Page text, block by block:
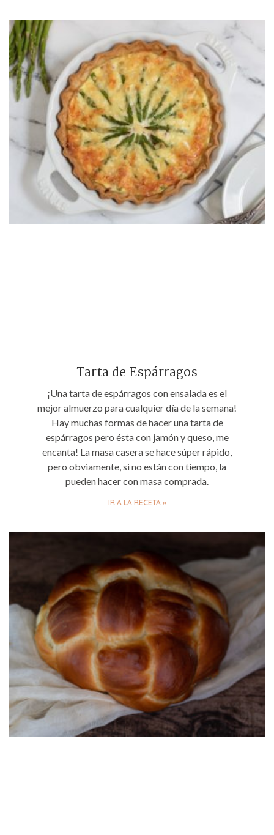
Tarta de Espárragos
¡Una tarta de espárragos con ensalada es el
mejor almuerzo para cualquier día de la semana!
Hay muchas formas de hacer una tarta de
espárragos pero ésta con jamón y queso, me
encanta! La masa casera se hace súper rápido,
pero obviamente, si no están con tiempo, la
pueden hacer con masa comprada.
IR A LA RECETA »